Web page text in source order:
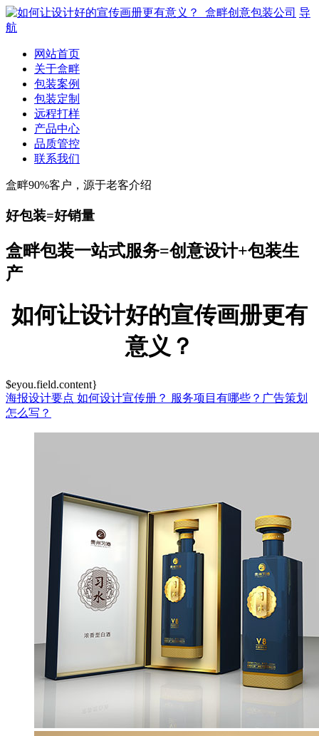
导
航
网站首页
关于盒畔
包装案例
包装定制
远程打样
产品中心
品质管控
联系我们
盒畔90%客户，源于老客介绍
好包装=好销量
盒畔包装一站式服务=创意设计+包装生
产
如何让设计好的宣传画册更有
意义？
$eyou.field.content}
海报设计要点 如何设计宣传册？ 服务项目有哪些？广告策划
怎么写？